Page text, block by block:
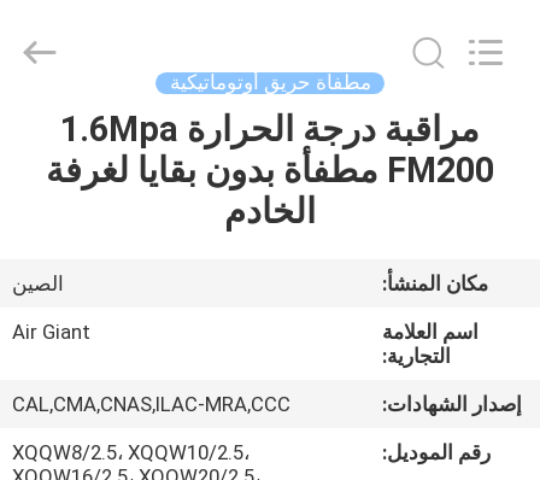
عرض
الواقع
الافتراضي
معلومات
Equipment
مطفأة حريق أوتوماتيكية
مراقبة درجة الحرارة 1.6Mpa
FM200 مطفأة بدون بقايا لغرفة
الخادم
مكان المنشأ:
الصين
اسم العلامة
التجارية:
Air Giant
إصدار الشهادات:
CAL,CMA,CNAS,ILAC-MRA,CCC
رقم الموديل:
XQQW8/2.5، XQQW10/2.5،